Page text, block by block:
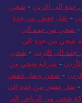
الى الاردن - شحن
- نقل عفش من جدة
- شحن من جدة الى
شحن من جدة إلى
الى الاردن - شحن
- شركة شحن من
- شحن ونقل عفش
- نقل عفش من جدة الي
شحن من الرياض الى